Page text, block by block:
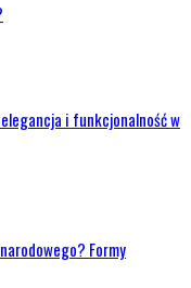
i funkcjonalność w
Formy